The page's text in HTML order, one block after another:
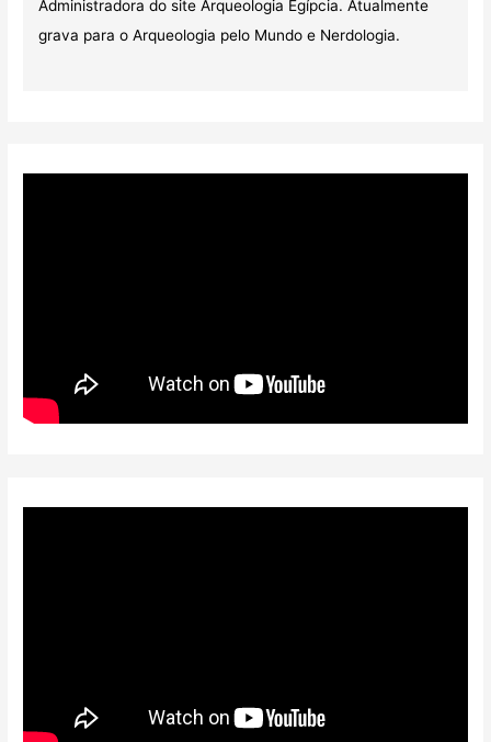
Administradora do site Arqueologia Egípcia. Atualmente
grava para o Arqueologia pelo Mundo e Nerdologia.